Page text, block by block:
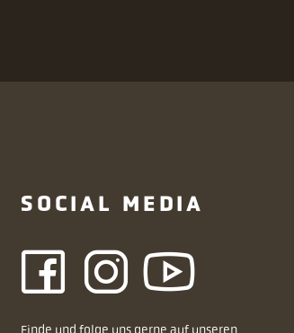
SOCIAL MEDIA
Finde und folge uns gerne auf unseren